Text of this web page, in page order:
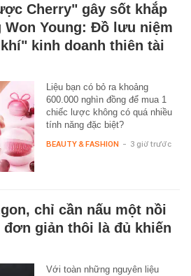
Cherry" gây sốt khắp
Won Young: Đồ lưu niệm
kinh doanh thiên tài
Liệu bạn có bỏ ra khoảng
600.000 nghìn đồng để mua 1
chiếc lược không có quá nhiều
tính năng đặc biệt?
BEAUTY & FASHION - 3 giờ trước
chỉ cần nấu một nồi
giản thôi là đủ khiến
Với toàn những nguyên liệu